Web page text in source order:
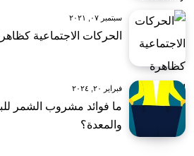
سبتمبر ٠٧, ٢٠٢١
الحركات الاجتماعية
فبراير ٢٠, ٢٠٢٤
ما فوائد مشروب الشمر
والمعدة؟